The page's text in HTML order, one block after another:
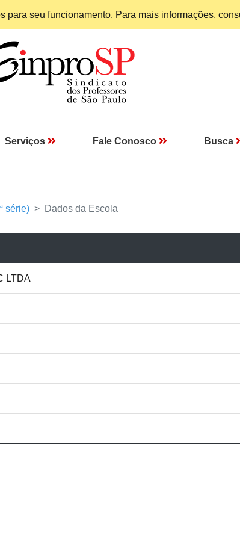
seu funcionamento. Para mais informações,
Serviços Fale Conosco Busca
série) Dados da Escola
LTDA